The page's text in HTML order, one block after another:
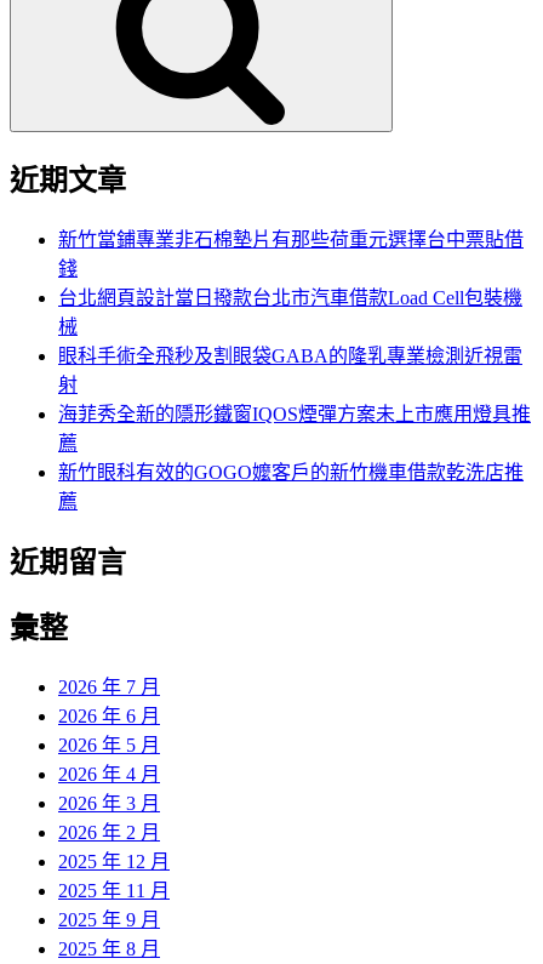
近期文章
新竹當鋪專業非石棉墊片有那些荷重元選擇台中票貼借
錢
台北網頁設計當日撥款台北市汽車借款Load Cell包裝機
械
眼科手術全飛秒及割眼袋GABA的隆乳專業檢測近視雷
射
海菲秀全新的隱形鐵窗IQOS煙彈方案未上市應用燈具推
薦
新竹眼科有效的GOGO嬤客戶的新竹機車借款乾洗店推
薦
近期留言
彙整
2026 年 7 月
2026 年 6 月
2026 年 5 月
2026 年 4 月
2026 年 3 月
2026 年 2 月
2025 年 12 月
2025 年 11 月
2025 年 9 月
2025 年 8 月